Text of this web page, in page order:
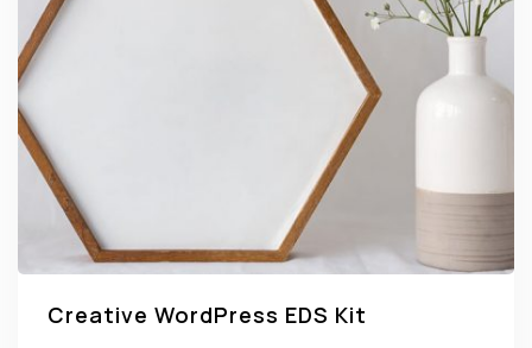
Creative WordPress EDS Kit